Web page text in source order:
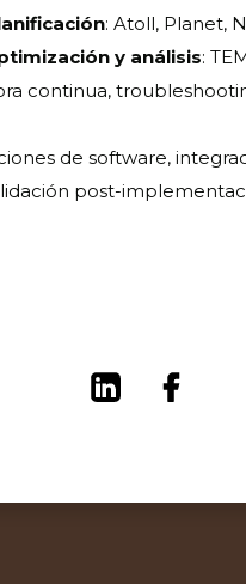
: Atoll, Planet,
y análisis:
continua,
de software,
post-